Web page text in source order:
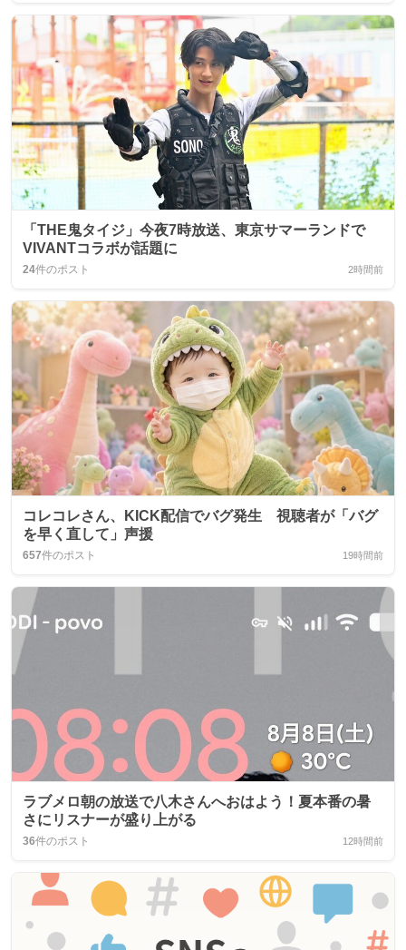
「THE鬼タイジ」今夜7時放送、東京サマーランドで
VIVANTコラボが話題に
24件のポスト 2時間前
コレコレさん、KICK配信でバグ発生 視聴者が「バグ
を早く直して」声援
657件のポスト 19時間前
ラブメロ朝の放送で八木さんへおはよう！夏本番の暑
さにリスナーが盛り上がる
36件のポスト 12時間前